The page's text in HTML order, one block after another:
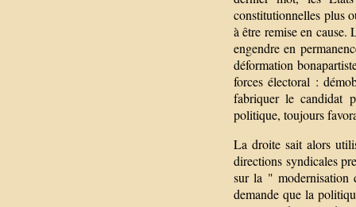
constitutionnelles plus
à être remise en cause.
engendre en
déformation
forces électoral :
fabriquer le candidat
politique, toujours
La droite sait alors
directions syndicales
sur la " modernisation
demande que la